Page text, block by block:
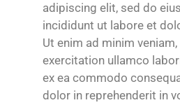
adipiscing elit, sed do
incididunt ut labore et
Ut enim ad minim
exercitation ullamco
ex ea commodo
dolor in reprehenderit in